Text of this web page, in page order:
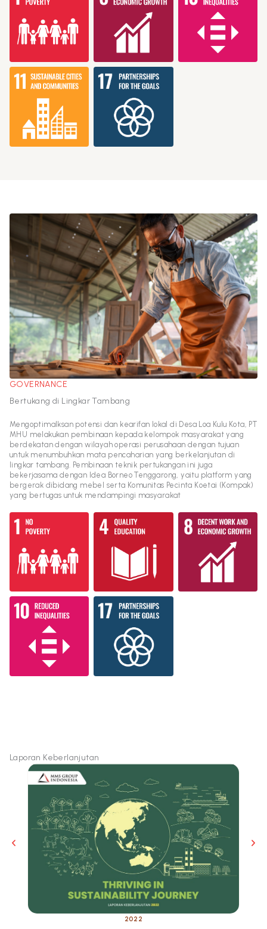
GOVERNANCE
Bertukang di Lingkar Tambang
Mengoptimalksan potensi dan kearifan lokal di Desa Loa Kulu Kota, PT
MHU melakukan pembinaan kepada kelompok masyarakat yang
berdekatan dengan wilayah operasi perusahaan dengan tujuan
untuk menumbuhkan mata pencaharian yang berkelanjutan di
lingkar tambang. Pembinaan teknik pertukangan ini juga
bekerjasama dengan Idea Borneo Tenggarong, yaitu platform yang
bergerak dibidang mebel serta Komunitas Pecinta Koetai (Kompak)
yang bertugas untuk mendampingi masyarakat
Laporan Keberlanjutan
2022